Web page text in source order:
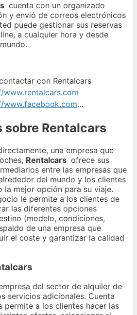
cuenta con un organizado
y envió de correos electrónicos
puede gestionar sus reservas
a cualquier hora y desde
con Rentalcars
www.rentalcars.com
https://www.facebook.com/rentalcarscom/
sobre Rentalcars
una empresa que
Rentalcars ofrece sus
entre las empresas que
del mundo y los clientes
la mejor opción para su viaje.
le permite a los clientes de
las diferentes opciones
(modelo, condiciones,
de una empresa que
el coste y garantizar la calidad
del sector de alquiler de
servicios adicionales. Cuenta
permite a los clientes hacer las